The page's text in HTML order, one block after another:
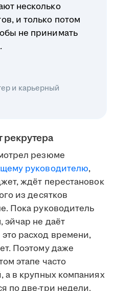
несколько
и только потом
не принимать
и карьерный
рекрутера
резюме
руководителю,
ждёт перестановок
из десятков
Пока руководитель
эйчар не даёт
расход времени,
Поэтому даже
этапе часто
а в крупных компаниях